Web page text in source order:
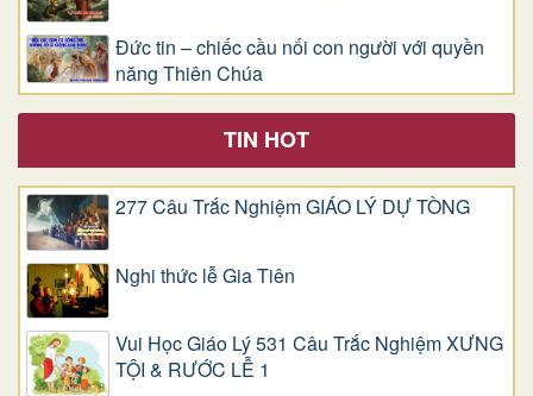
Đức tin – chiếc cầu nối con người với quyền
năng Thiên Chúa
TIN HOT
277 Câu Trắc Nghiệm GIÁO LÝ DỰ TÒNG
Nghi thức lễ Gia Tiên
Vui Học Giáo Lý 531 Câu Trắc Nghiệm XƯNG
TỘI & RƯỚC LỄ 1